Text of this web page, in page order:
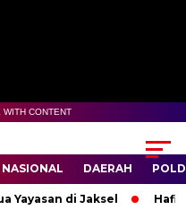
CONTENT
NASIONAL DAERAH
di Jaksel Hafidz